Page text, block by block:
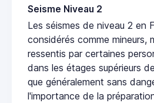
Seisme Niveau 2
Les séismes de niveau 2 en
considérés comme mineurs,
ressentis par certaines
dans les étages supérieurs
que généralement sans
l'importance de la